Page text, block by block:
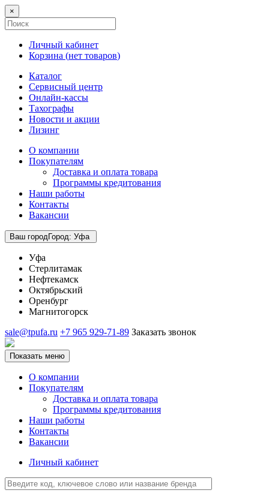
×
Личный кабинет
Корзина (нет товаров)
Каталог
Сервисный центр
Онлайн-кассы
Тахографы
Новости и акции
Лизинг
О компании
Покупателям
Доставка и оплата товара
Программы кредитования
Наши работы
Контакты
Вакансии
Ваш городГород: Уфа
Уфа
Стерлитамак
Нефтекамск
Октябрьский
Оренбург
Магнитогорск
sale@tpufa.ru +7 965 929-71-89 Заказать звонок
Показать меню
О компании
Покупателям
Доставка и оплата товара
Программы кредитования
Наши работы
Контакты
Вакансии
Личный кабинет